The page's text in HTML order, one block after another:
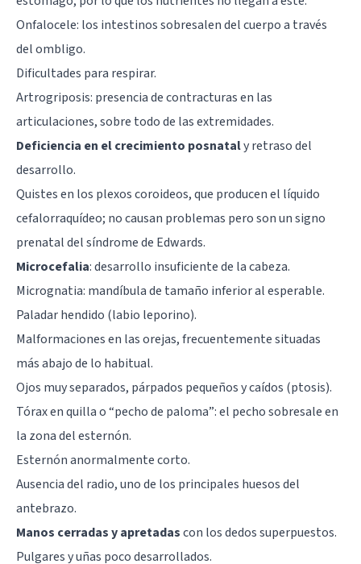
Onfalocele: los intestinos sobresalen del cuerpo a través
del ombligo.
Dificultades para respirar.
Artrogriposis: presencia de contracturas en las
articulaciones, sobre todo de las extremidades.
Deficiencia en el crecimiento posnataly retraso del
desarrollo.
Quistes en los plexos coroideos, que producen el líquido
cefalorraquídeo; no causan problemas pero son un signo
prenatal del síndrome de Edwards.
Microcefalia: desarrollo insuficiente de la cabeza.
Micrognatia: mandíbula de tamaño inferior al esperable.
Paladar hendido (labio leporino).
Malformaciones en las orejas, frecuentemente situadas
más abajo de lo habitual.
Ojos muy separados, párpados pequeños y caídos (ptosis).
Tórax en quilla o “pecho de paloma”: el pecho sobresale en
la zona del esternón.
Esternón anormalmente corto.
Ausencia del radio, uno de los principales huesos del
antebrazo.
Manos cerradas y apretadascon los dedos superpuestos.
Pulgares y uñas poco desarrollados.